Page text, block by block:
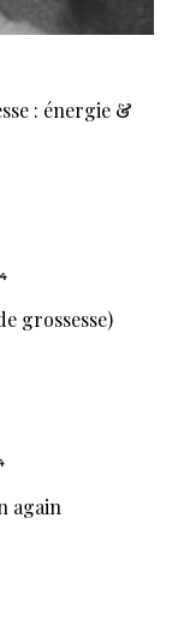
: énergie &
grossesse)
again